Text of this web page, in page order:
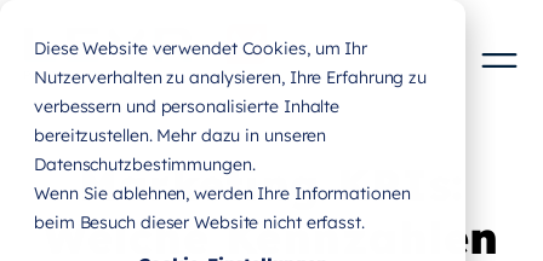
Diese Website verwendet Cookies, um Ihr
Nutzerverhalten zu analysieren, Ihre Erfahrung zu
verbessern und personalisierte Inhalte
bereitzustellen. Mehr dazu in unseren
Datenschutzbestimmungen.
Wenn Sie ablehnen, werden Ihre Informationen
beim Besuch dieser Website nicht erfasst.
Marketing KPIs:
Welche Kennzahlen